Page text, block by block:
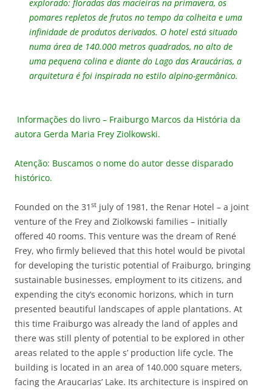
explorado: floradas das macieiras na primavera, os
pomares repletos de frutos no tempo da colheita e uma
infinidade de produtos derivados. O hotel está situado
numa área de 140.000 metros quadrados, no alto de
uma pequena colina e diante do Lago das Araucárias, a
arquitetura é foi inspirada no estilo alpino-germânico.
Informações do livro – Fraiburgo Marcos da História da
autora Gerda Maria Frey Ziolkowski.
Atenção: Buscamos o nome do autor desse disparado
histórico.
Founded on the 31 st july of 1981, the Renar Hotel – a joint
venture of the Frey and Ziolkowski families – initially
offered 40 rooms. This venture was the dream of René
Frey, who firmly believed that this hotel would be pivotal
for developing the turistic potential of Fraiburgo, bringing
sustainable businesses, employment to its citizens, and
expending the city’s economic horizons, which in turn
presented beautiful landscapes of apple plantations. At
this time Fraiburgo was already the land of apples and
there was still plenty of potential to be explored in other
areas related to the apple s’ production life cycle. The
building is located in an area of 140.000 square meters,
facing the Araucarias’ Lake. Its architecture is inspired on